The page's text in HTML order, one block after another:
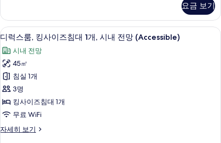
1
개,
금
연
(Club
Package
(Half-
Board))
사
진
모
트,
킹
사
이
즈
침
대
개,
금
연
(Club
(Half-
요금 보기
디
럭
스
룸,
킹
사
이
즈
침
이탈리아 프레떼 시트, 고급 침구, 필로
3
디럭스룸, 킹사이즈침대 1개, 시내 전망 (Accessible)
시내 전망
45㎡
침실 1개
3명
킹사이즈침대 1개
무료 WiFi
자세히 보기
디